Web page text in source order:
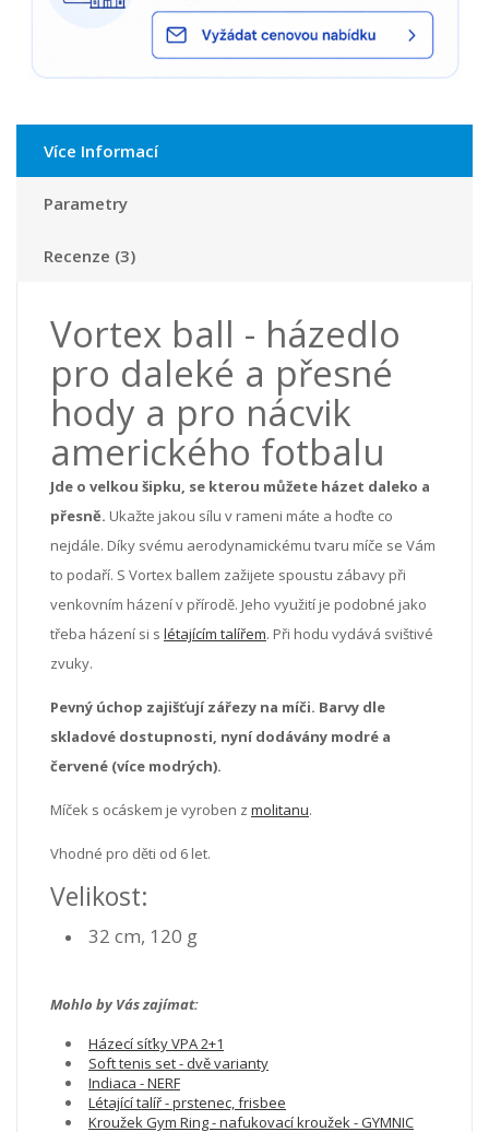
Více Informací
Parametry
Recenze (3)
Vortex ball - házedlo
pro daleké a přesné
hody a pro nácvik
amerického fotbalu
Jde o velkou šipku, se kterou můžete házet daleko a
přesně. Ukažte jakou sílu v rameni máte a hoďte co
nejdále. Díky svému aerodynamickému tvaru míče se Vám
to podaří. S Vortex ballem zažijete spoustu zábavy při
venkovním házení v přírodě. Jeho využití je podobné jako
třeba házení si s létajícím talířem. Při hodu vydává svištivé
zvuky.
Pevný úchop zajišťují zářezy na míči. Barvy dle
skladové dostupnosti, nyní dodávány modré a
červené (více modrých).
Míček s ocáskem je vyroben z molitanu.
Vhodné pro děti od 6 let.
Velikost:
32 cm, 120 g
Mohlo by Vás zajímat:
Házecí síťky VPA 2+1
Soft tenis set - dvě varianty
Indiaca - NERF
Létající talíř - prstenec, frisbee
Kroužek Gym Ring - nafukovací kroužek - GYMNIC